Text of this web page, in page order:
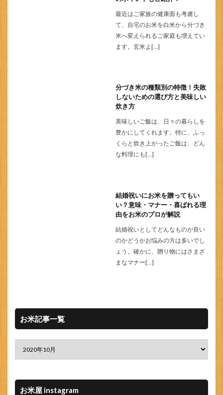
最近はご家族の健康面も考慮し
て、自宅のお米を白米から分づき
米へ変えられるご家庭も増えてい
ます。玄米よ[…]
分づき米の種類別の特徴！失敗
しないための選び方と美味しい
炊き方
美味しいご飯は、日々の暮らしを
豊かにしてくれます。特に、ふっ
くらと炊き上がったご飯は、どん
な料理にも[…]
結婚祝いにお米を贈ってもい
い？意味・マナー・喜ばれる理
由をお米のプロが解説
結婚祝いとしてどんなものが良い
のかどうかお悩みの方は多いでし
ょう。確かに、贈り物にはさまざ
まなマナー[…]
お米記事一覧
お米屋 instagram